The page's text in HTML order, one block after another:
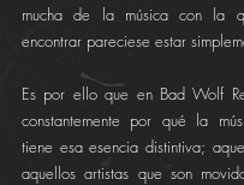
mucha de la música con la
encontrar pareciese estar
Es por ello que en Bad Wolf
constantemente por qué la
tiene esa esencia distintiva;
aquellos artistas que son